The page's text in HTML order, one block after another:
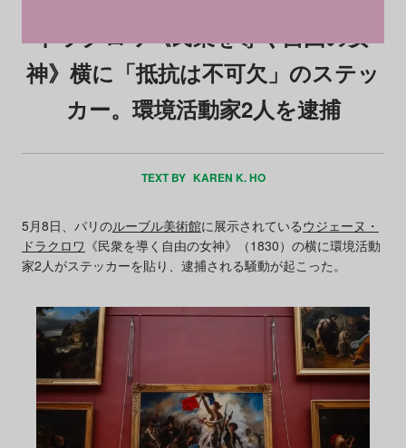
ドラクロワ《民衆を導く自由の女
神》横に「抵抗は不可欠」のステッ
カー。環境活動家2人を逮捕
TEXT BY KAREN K. HO
5月8日、パリのルーブル美術館に展示されているウジェーヌ・
ドラクロワ 《民衆を導く自由の女神》（1830）の横に環境活動
家2人がステッカーを貼り、逮捕される騒動が起こった。